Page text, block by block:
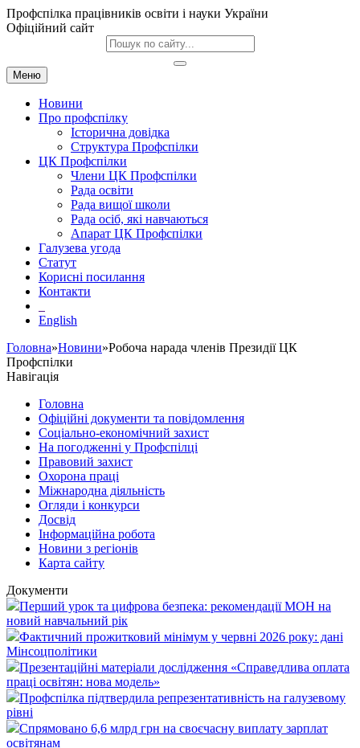
Профспілка працівників освіти і науки України
Офіційний сайт
Меню
Новини
Про профспілку
Історична довідка
Структура Профспілки
ЦК Профспілки
Члени ЦК Профспілки
Рада освіти
Рада вищої школи
Рада осіб, які навчаються
Апарат ЦК Профспілки
Галузева угода
Статут
Корисні посилання
Контакти
English
Головна»Новини»Робоча нарада членів Президії ЦК
Профспілки
Навігація
Головна
Офіційні документи та повідомлення
Соціально-економічний захист
На погодженні у Профспілці
Правовий захист
Охорона праці
Міжнародна діяльність
Огляди і конкурси
Досвід
Інформаційна робота
Новини з регіонів
Карта сайту
Документи
Перший урок та цифрова безпека: рекомендації МОН на
новий навчальний рік
Фактичний прожитковий мінімум у червні 2026 року: дані
Мінсоцполітики
Презентаційні матеріали дослідження «Справедлива оплата
праці освітян: нова модель»
Профспілка підтвердила репрезентативність на галузевому
рівні
Спрямовано 6,6 млрд грн на своєчасну виплату зарплат
освітянам